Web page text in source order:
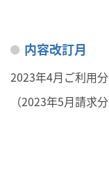
内容改訂月
2023年4月ご利用分
（2023年5月請求分